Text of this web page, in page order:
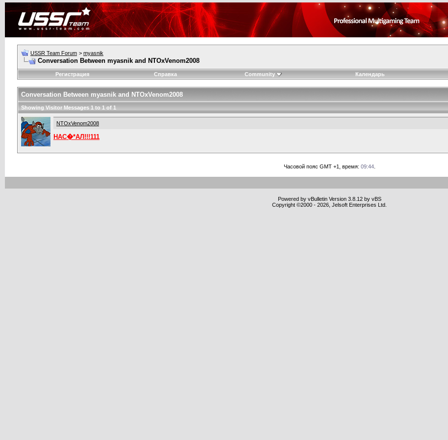
USSR Team Forum > myasnik
Conversation Between myasnik and NTOxVenom2008
Регистрация
Справка Community Календарь
Conversation Between myasnik and NTOxVenom2008
Showing Visitor Messages 1 to 1 of 1
NTOxVenom2008
НАС�*АЛ!!!111
Часовой пояс GMT +1, время: 09:44.
Powered by vBulletin Version 3.8.12 by vBS
Copyright ©2000 - 2026, Jelsoft Enterprises Ltd.